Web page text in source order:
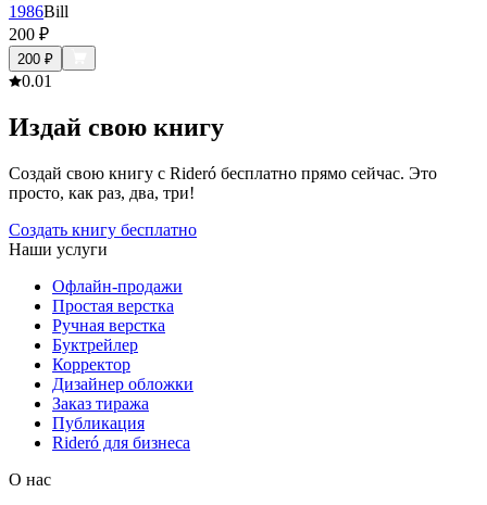
1986Bill
200 ₽
200 ₽
0.01
Издай свою книгу
Создай свою книгу с Rideró бесплатно прямо сейчас. Это
просто, как раз, два, три!
Создать книгу бесплатно
Наши услуги
Офлайн-продажи
Простая верстка
Ручная верстка
Буктрейлер
Корректор
Дизайнер обложки
Заказ тиража
Публикация
Rideró для бизнеса
О нас